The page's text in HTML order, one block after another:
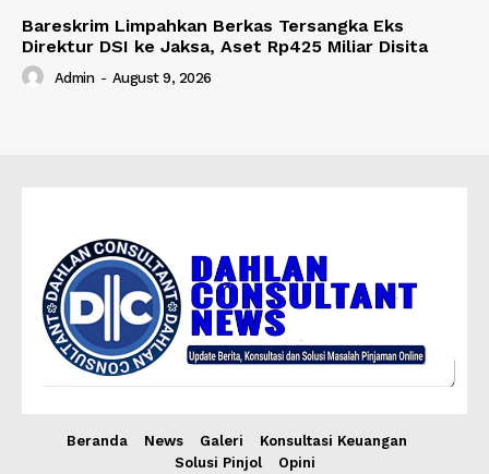
Bareskrim Limpahkan Berkas Tersangka Eks
Direktur DSI ke Jaksa, Aset Rp425 Miliar Disita
Admin - August 9, 2026
Beranda News Galeri
Konsultasi Keuangan
Solusi Pinjol
Opini